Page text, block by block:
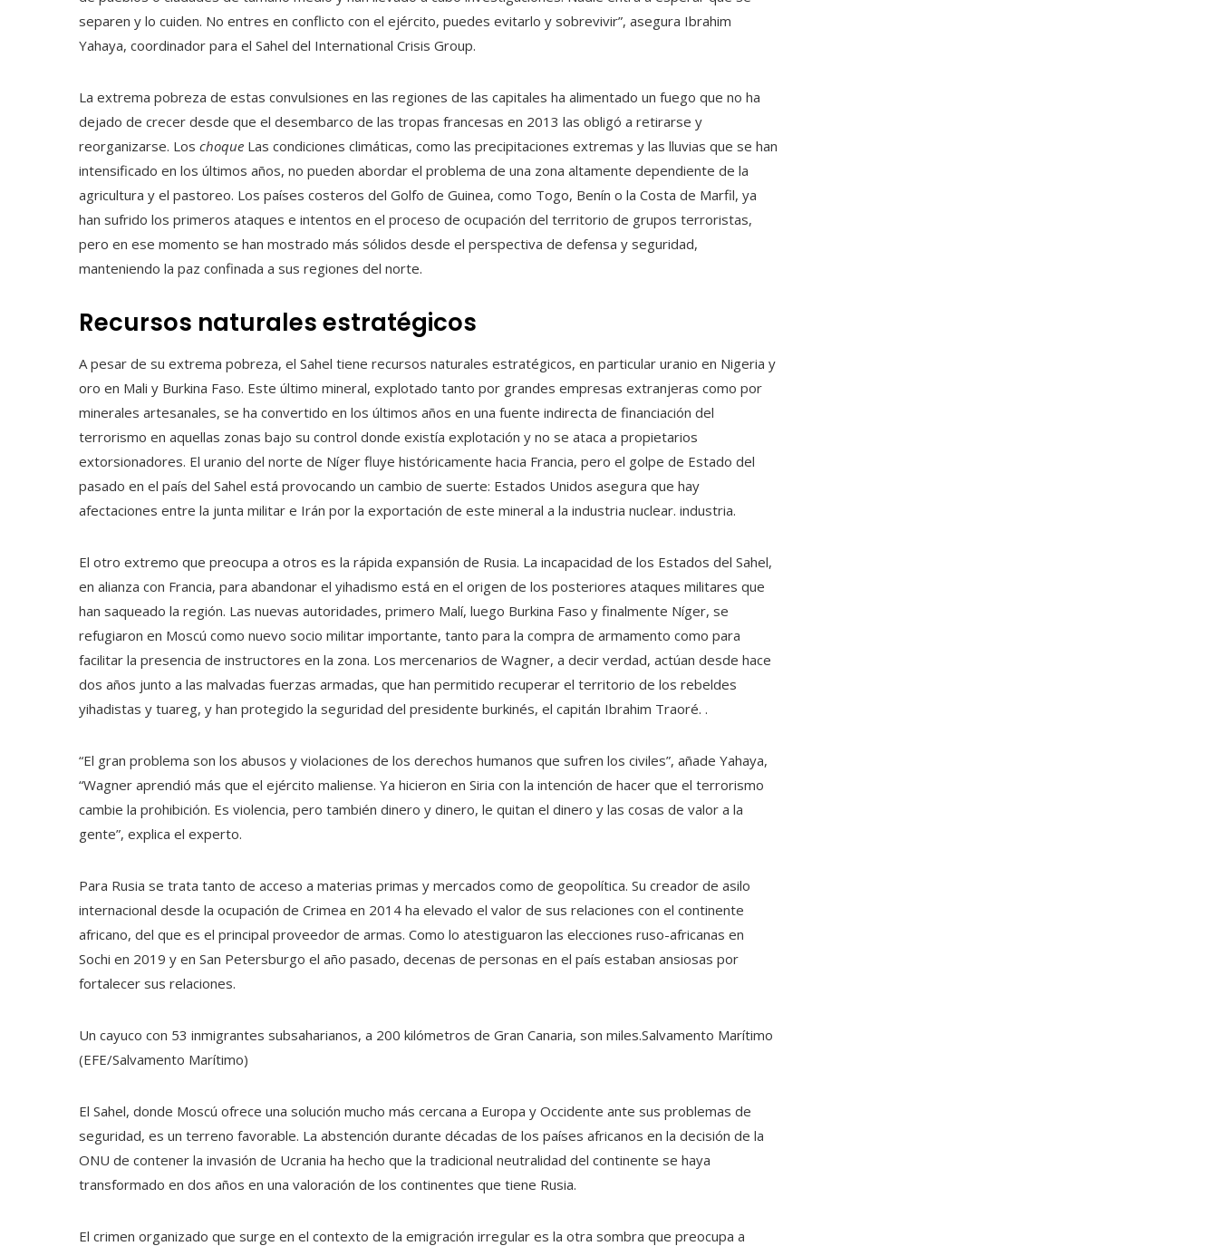
separen y lo cuiden. No entres en conflicto con el ejército, puedes evitarlo y sobrevivir”, asegura Ibrahim
Yahaya, coordinador para el Sahel del International Crisis Group.
La extrema pobreza de estas convulsiones en las regiones de las capitales ha alimentado un fuego que no ha
dejado de crecer desde que el desembarco de las tropas francesas en 2013 las obligó a retirarse y
reorganizarse. Los choque Las condiciones climáticas, como las precipitaciones extremas y las lluvias que se han
intensificado en los últimos años, no pueden abordar el problema de una zona altamente dependiente de la
agricultura y el pastoreo. Los países costeros del Golfo de Guinea, como Togo, Benín o la Costa de Marfil, ya
han sufrido los primeros ataques e intentos en el proceso de ocupación del territorio de grupos terroristas,
pero en ese momento se han mostrado más sólidos desde el perspectiva de defensa y seguridad,
manteniendo la paz confinada a sus regiones del norte.
Recursos naturales estratégicos
A pesar de su extrema pobreza, el Sahel tiene recursos naturales estratégicos, en particular uranio en Nigeria y
oro en Mali y Burkina Faso. Este último mineral, explotado tanto por grandes empresas extranjeras como por
minerales artesanales, se ha convertido en los últimos años en una fuente indirecta de financiación del
terrorismo en aquellas zonas bajo su control donde existía explotación y no se ataca a propietarios
extorsionadores. El uranio del norte de Níger fluye históricamente hacia Francia, pero el golpe de Estado del
pasado en el país del Sahel está provocando un cambio de suerte: Estados Unidos asegura que hay
afectaciones entre la junta militar e Irán por la exportación de este mineral a la industria nuclear. industria.
El otro extremo que preocupa a otros es la rápida expansión de Rusia. La incapacidad de los Estados del Sahel,
en alianza con Francia, para abandonar el yihadismo está en el origen de los posteriores ataques militares que
han saqueado la región. Las nuevas autoridades, primero Malí, luego Burkina Faso y finalmente Níger, se
refugiaron en Moscú como nuevo socio militar importante, tanto para la compra de armamento como para
facilitar la presencia de instructores en la zona. Los mercenarios de Wagner, a decir verdad, actúan desde hace
dos años junto a las malvadas fuerzas armadas, que han permitido recuperar el territorio de los rebeldes
yihadistas y tuareg, y han protegido la seguridad del presidente burkinés, el capitán Ibrahim Traoré. .
“El gran problema son los abusos y violaciones de los derechos humanos que sufren los civiles”, añade Yahaya,
“Wagner aprendió más que el ejército maliense. Ya hicieron en Siria con la intención de hacer que el terrorismo
cambie la prohibición. Es violencia, pero también dinero y dinero, le quitan el dinero y las cosas de valor a la
gente”, explica el experto.
Para Rusia se trata tanto de acceso a materias primas y mercados como de geopolítica. Su creador de asilo
internacional desde la ocupación de Crimea en 2014 ha elevado el valor de sus relaciones con el continente
africano, del que es el principal proveedor de armas. Como lo atestiguaron las elecciones ruso-africanas en
Sochi en 2019 y en San Petersburgo el año pasado, decenas de personas en el país estaban ansiosas por
fortalecer sus relaciones.
Un cayuco con 53 inmigrantes subsaharianos, a 200 kilómetros de Gran Canaria, son miles.Salvamento Marítimo
(EFE/Salvamento Marítimo)
El Sahel, donde Moscú ofrece una solución mucho más cercana a Europa y Occidente ante sus problemas de
seguridad, es un terreno favorable. La abstención durante décadas de los países africanos en la decisión de la
ONU de contener la invasión de Ucrania ha hecho que la tradicional neutralidad del continente se haya
transformado en dos años en una valoración de los continentes que tiene Rusia.
El crimen organizado que surge en el contexto de la emigración irregular es la otra sombra que preocupa a